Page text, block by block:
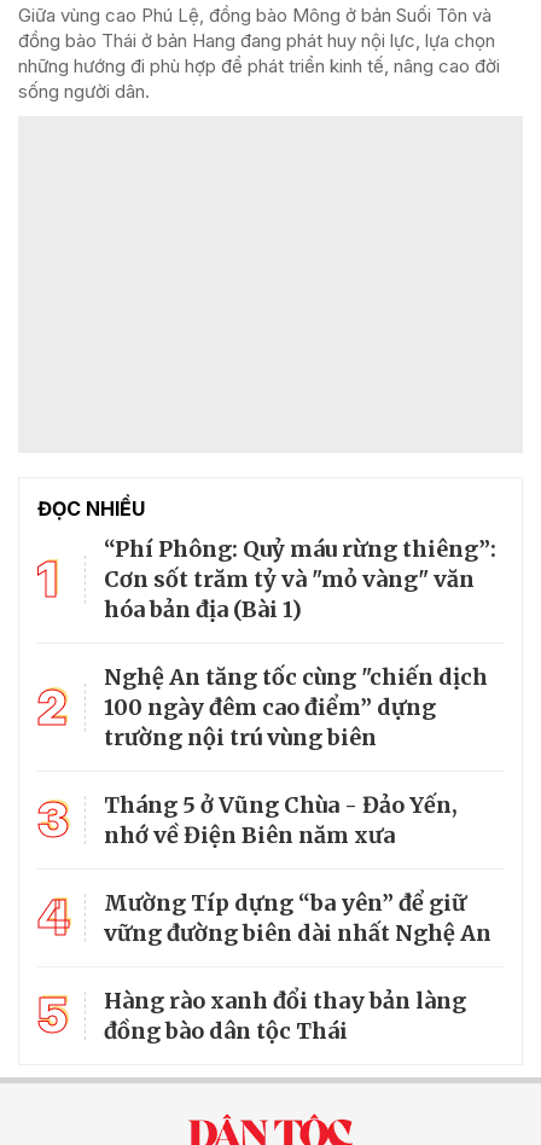
Giữa vùng cao Phú Lệ, đồng bào Mông ở bản Suối Tôn và
đồng bào Thái ở bản Hang đang phát huy nội lực, lựa chọn
những hướng đi phù hợp để phát triển kinh tế, nâng cao đời
sống người dân.
ĐỌC NHIỀU
1
“Phí Phông: Quỷ máu rừng thiêng”:
Cơn sốt trăm tỷ và "mỏ vàng" văn
hóa bản địa (Bài 1)
2
Nghệ An tăng tốc cùng "chiến dịch
100 ngày đêm cao điểm” dựng
trường nội trú vùng biên
3
Tháng 5 ở Vũng Chùa - Đảo Yến,
nhớ về Điện Biên năm xưa
4
Mường Típ dựng “ba yên” để giữ
vững đường biên dài nhất Nghệ An
5
Hàng rào xanh đổi thay bản làng
đồng bào dân tộc Thái